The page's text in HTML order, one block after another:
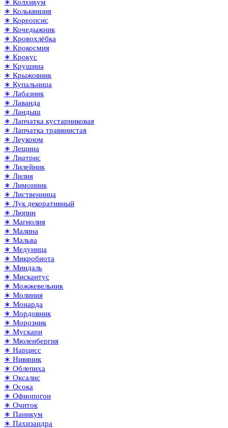
∗ Колхикум
∗ Кольквиция
∗ Кореопсис
∗ Кочедыжник
∗ Кровохлёбка
∗ Крокосмия
∗ Крокус
∗ Крушина
∗ Крыжовник
∗ Купальница
∗ Лабазник
∗ Лаванда
∗ Ландыш
∗ Лапчатка кустарниковая
∗ Лапчатка травянистая
∗ Леукоюм
∗ Лещина
∗ Лиатрис
∗ Лилейник
∗ Лилия
∗ Лимонник
∗ Лиственница
∗ Лук декоративный
∗ Люпин
∗ Магнолия
∗ Малина
∗ Мальва
∗ Медуница
∗ Микробиота
∗ Миндаль
∗ Мискантус
∗ Можжевельник
∗ Молиния
∗ Монарда
∗ Мордовник
∗ Морозник
∗ Мускари
∗ Мюленбергия
∗ Нарцисс
∗ Нивяник
∗ Облепиха
∗ Оксалис
∗ Осока
∗ Офиопогон
∗ Очиток
∗ Паникум
∗ Пахизандра